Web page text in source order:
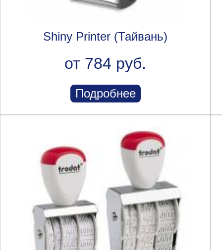
Shiny Printer (Тайвань)
от 784 руб.
Подробнее